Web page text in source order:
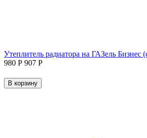
Утеплитель радиатора на ГАЗель Бизнес
‍980‍ Р ‍907‍ Р
В корзину